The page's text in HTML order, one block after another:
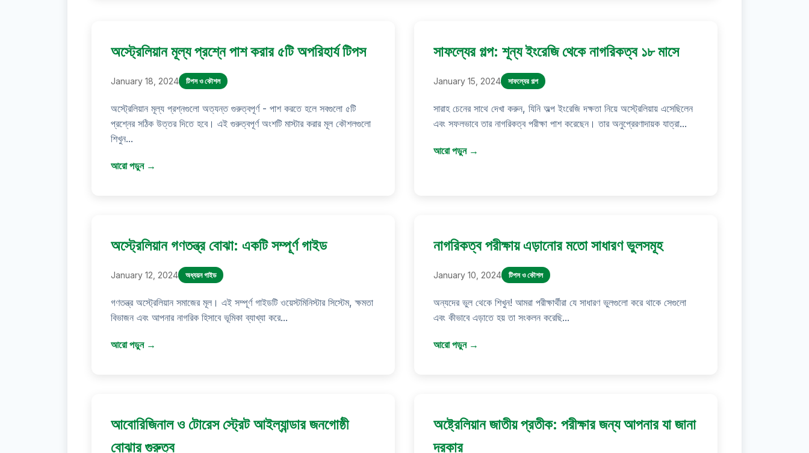
অস্ট্রেলিয়ান মূল্য প্রশ্নে পাশ করার ৫টি অপরিহার্য টিপস
January 18, 2024 টিপস ও কৌশল
অস্ট্রেলিয়ান মূল্য প্রশ্নগুলো অত্যন্ত গুরুত্বপূর্ণ - পাশ করতে হলে সবগুলো ৫টি
প্রশ্নের সঠিক উত্তর দিতে হবে। এই গুরুত্বপূর্ণ অংশটি মাস্টার করার মূল কৌশলগুলো
শিখুন...
আরো পড়ুন →
সাফল্যের গল্প: শূন্য ইংরেজি থেকে নাগরিকত্ব ১৮ মাসে
January 15, 2024 সাফল্যের গল্প
সারাহ চেনের সাথে দেখা করুন, যিনি অল্প ইংরেজি দক্ষতা নিয়ে অস্ট্রেলিয়ায় এসেছিলেন
এবং সফলভাবে তার নাগরিকত্ব পরীক্ষা পাশ করেছেন। তার অনুপ্রেরণাদায়ক যাত্রা...
আরো পড়ুন →
অস্ট্রেলিয়ান গণতন্ত্র বোঝা: একটি সম্পূর্ণ গাইড
January 12, 2024 অধ্যয়ন গাইড
গণতন্ত্র অস্ট্রেলিয়ান সমাজের মূল। এই সম্পূর্ণ গাইডটি ওয়েস্টমিনিস্টার সিস্টেম, ক্ষমতা
বিভাজন এবং আপনার নাগরিক হিসাবে ভূমিকা ব্যাখ্যা করে...
আরো পড়ুন →
নাগরিকত্ব পরীক্ষায় এড়ানোর মতো সাধারণ ভুলসমূহ
January 10, 2024 টিপস ও কৌশল
অন্যদের ভুল থেকে শিখুন! আমরা পরীক্ষার্থীরা যে সাধারণ ভুলগুলো করে থাকে সেগুলো
এবং কীভাবে এড়াতে হয় তা সংকলন করেছি...
আরো পড়ুন →
আবোরিজিনাল ও টোরেস স্ট্রেট আইল্যান্ডার জনগোষ্ঠী
বোঝার গুরুত্ব
অষ্ট্রেলিয়ান জাতীয় প্রতীক: পরীক্ষার জন্য আপনার যা জানা
দরকার